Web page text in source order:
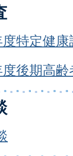
特定健
後期高齢